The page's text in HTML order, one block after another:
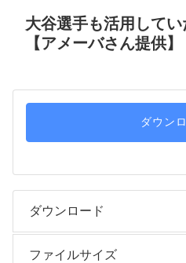
大谷選手も活用して
【アメーバさん提供】
ダウン
ダウンロード
ファイルサイズ